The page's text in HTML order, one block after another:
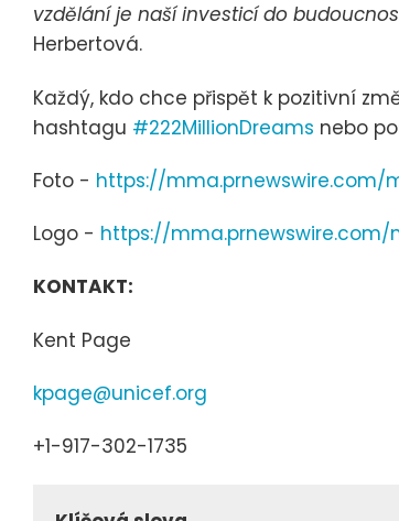
vzdělání je naší investicí do
Herbertová.
Každý, kdo chce přispět k pozitivní
hashtagu #222MillionDreams nebo
Foto - https://mma.prnewswire.com/
Logo - https://mma.prnewswire.com/
KONTAKT:
Kent Page
kpage@unicef.org
+1-917-302-1735